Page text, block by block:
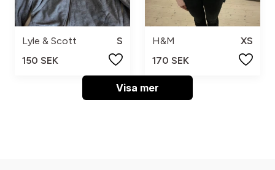
Lyle & Scott
S
150 SEK
H&M
XS
170 SEK
Visa mer